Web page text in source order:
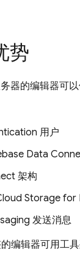
势
器的编辑器可
用户
Data
架构
Storage for
发送消息
编辑器可用工